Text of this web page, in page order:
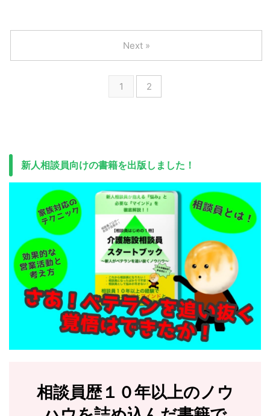
1 2
Next »
新人相談員向けの書籍を出版しました！
相談員歴１０年以上のノウ